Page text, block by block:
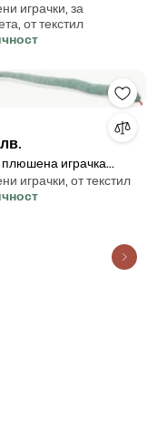
10 cm
играчки, за
от текстил
плюшена играчка
Snake Acka XL ,150
играчки, от текстил